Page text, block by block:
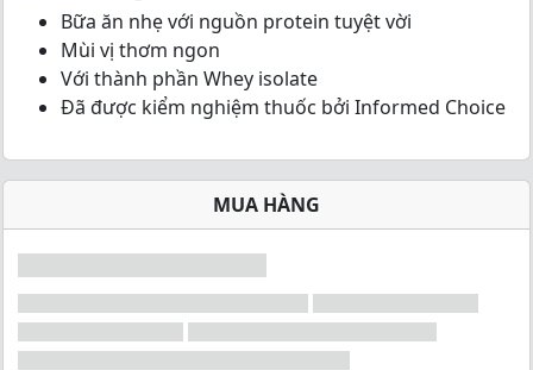
Bữa ăn nhẹ với nguồn protein tuyệt vời
Mùi vị thơm ngon
Với thành phần Whey isolate
Đã được kiểm nghiệm thuốc bởi Informed Choice
MUA HÀNG